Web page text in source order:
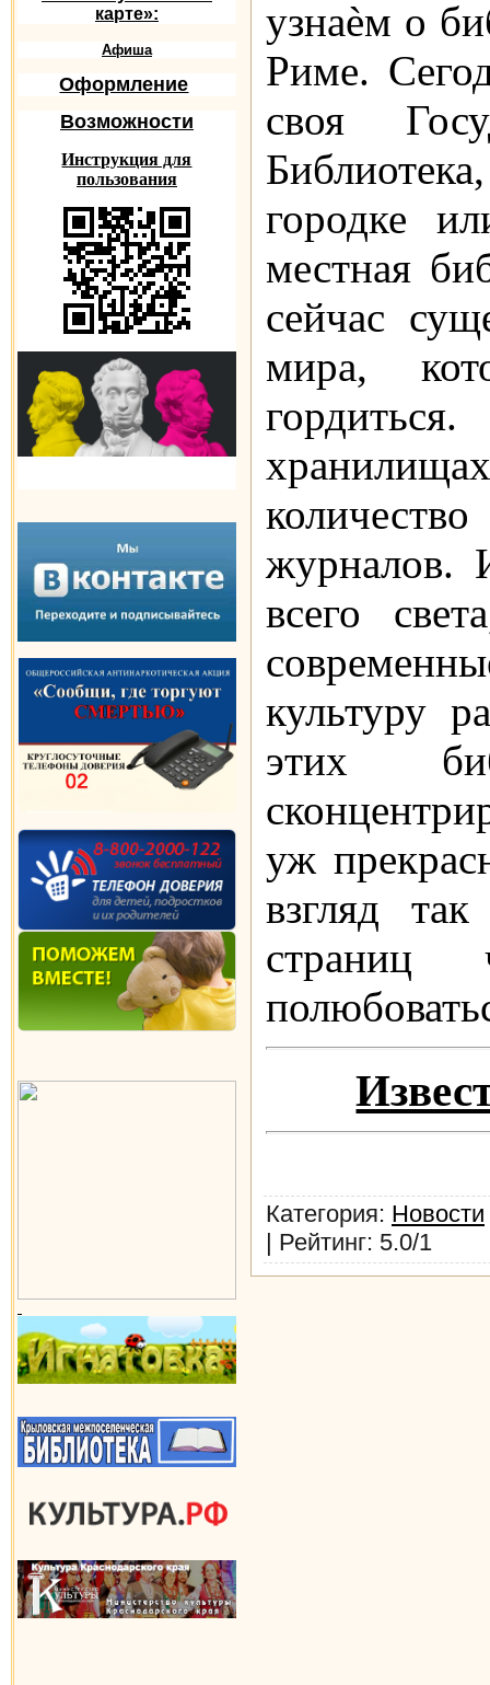
карте»:
Афиша
Оформление
Возможности
Инструкция для
пользования
узнаѐм о
Риме.
своя
городке
местная
сейчас
мира,
журналов.
всего
культуру
этих
уж
взгляд
страниц
Категория: Новости
Рейтинг: 5.0/1